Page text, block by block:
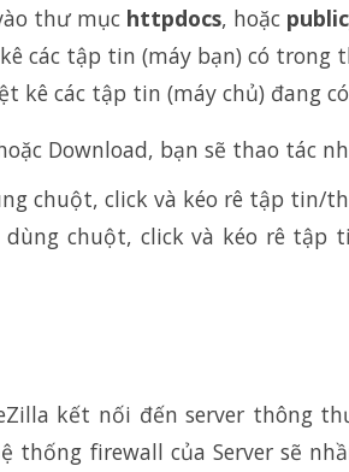
thư mục httpdocs, hoặc
các tập tin (máy bạn) có trong
kê các tập tin (máy chủ) đang
Download, bạn sẽ thao tác
chuột, click và kéo rê tập tin/
dùng chuột, click và kéo rê
kết nối đến server thông
thống firewall của Server sẽ